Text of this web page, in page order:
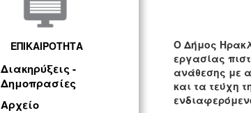
ΕΠΙΚΑΙΡΟΤΗΤΑ
Διακηρύξεις -
Δημοπρασίες
Αρχείο
Ο Δήμος
εργασίας
ανάθεσης με
και τα τεύχη